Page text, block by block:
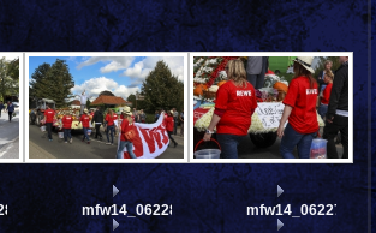
mfw14_062280
mfw14_062279